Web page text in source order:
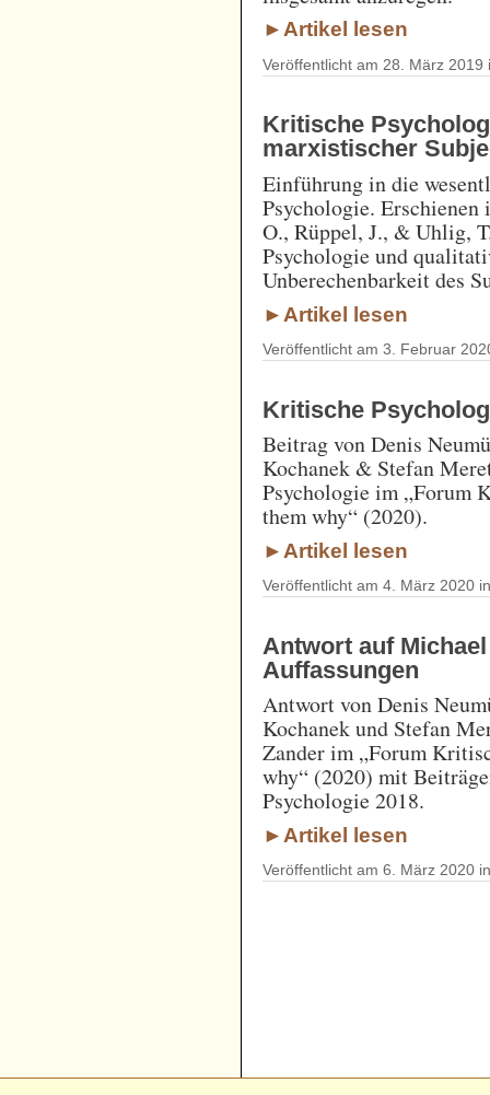
►Artikel lesen
Veröffentlicht am 28. März 2019
Kritische
marxistischer
Einführung in die
Psychologie.
O., Rüppel, J., & Uhlig,
Psychologie und
Unberechenbarkeit des
►Artikel lesen
Veröffentlicht am 3. Februar
Kritische
Beitrag von Denis
Kochanek & Stefan
Psychologie im „Forum
them why“ (2020).
►Artikel lesen
Veröffentlicht am 4. März 2020
Antwort auf
Auffassungen
Antwort von Denis
Kochanek und Stefan
Zander im „Forum
why“ (2020) mit
Psychologie 2018.
►Artikel lesen
Veröffentlicht am 6. März 2020